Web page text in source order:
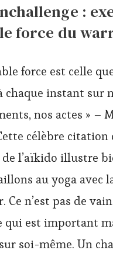
:
force du
force est celle
chaque instant sur
nos actes » –
célèbre citation
l’aïkido illustre
au yoga avec
Ce n’est pas de
qui est important
soi-même. Un